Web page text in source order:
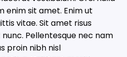
enim sit amet. Enim ut
vitae. Sit amet risus
Pellentesque nec nam
proin nibh nisl